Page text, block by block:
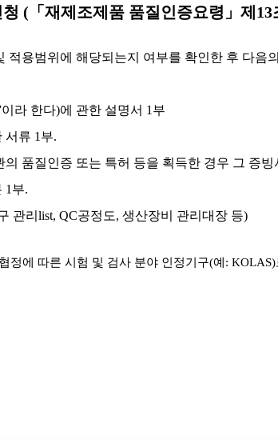
(「재제조제품 품질인증요령」제13
적용범위에 해당되는지 여부를 확인한 후 다
라 한다)에 관한 설명서 1부
서류 1부.
품질인증 또는 특허 등을 획득한 경우 그 증빙
1부.
관리list, QC공정도, 생산장비 관리대장 등)
에 따른 시험 및 검사 분야 인정기구(예: